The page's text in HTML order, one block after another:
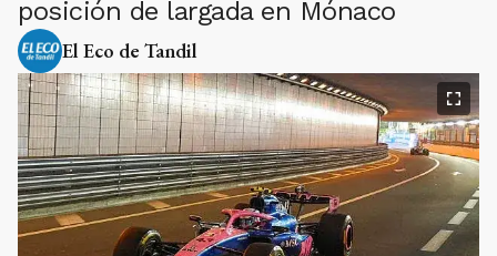
posición de largada en Mónaco
El Eco de Tandil